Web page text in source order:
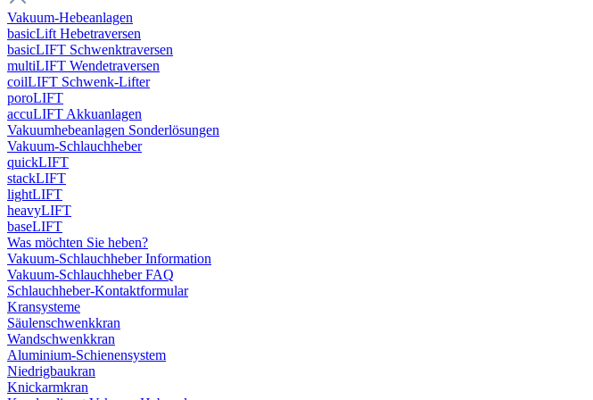
Vakuum-Hebeanlagen
basicLift Hebetraversen
basicLIFT Schwenktraversen
multiLIFT Wendetraversen
coilLIFT Schwenk-Lifter
poroLIFT
accuLIFT Akkuanlagen
Vakuumhebeanlagen Sonderlösungen
Vakuum-Schlauchheber
quickLIFT
stackLIFT
lightLIFT
heavyLIFT
baseLIFT
Was möchten Sie heben?
Vakuum-Schlauchheber Information
Vakuum-Schlauchheber FAQ
Schlauchheber-Kontaktformular
Kransysteme
Säulenschwenkkran
Wandschwenkkran
Aluminium-Schienensystem
Niedrigbaukran
Knickarmkran